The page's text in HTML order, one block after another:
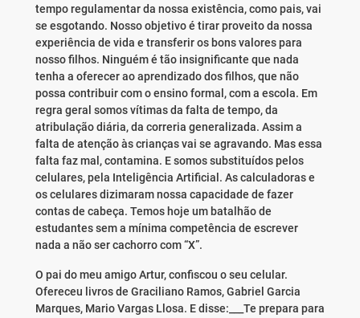
tempo regulamentar da nossa existência, como pais, vai
se esgotando. Nosso objetivo é tirar proveito da nossa
experiência de vida e transferir os bons valores para
nosso filhos. Ninguém é tão insignificante que nada
tenha a oferecer ao aprendizado dos filhos, que não
possa contribuir com o ensino formal, com a escola. Em
regra geral somos vítimas da falta de tempo, da
atribulação diária, da correria generalizada. Assim a
falta de atenção às crianças vai se agravando. Mas essa
falta faz mal, contamina. E somos substituídos pelos
celulares, pela Inteligência Artificial. As calculadoras e
os celulares dizimaram nossa capacidade de fazer
contas de cabeça. Temos hoje um batalhão de
estudantes sem a mínima competência de escrever
nada a não ser cachorro com “X”.
O pai do meu amigo Artur, confiscou o seu celular.
Ofereceu livros de Graciliano Ramos, Gabriel Garcia
Marques, Mario Vargas Llosa. E disse:___Te prepara para